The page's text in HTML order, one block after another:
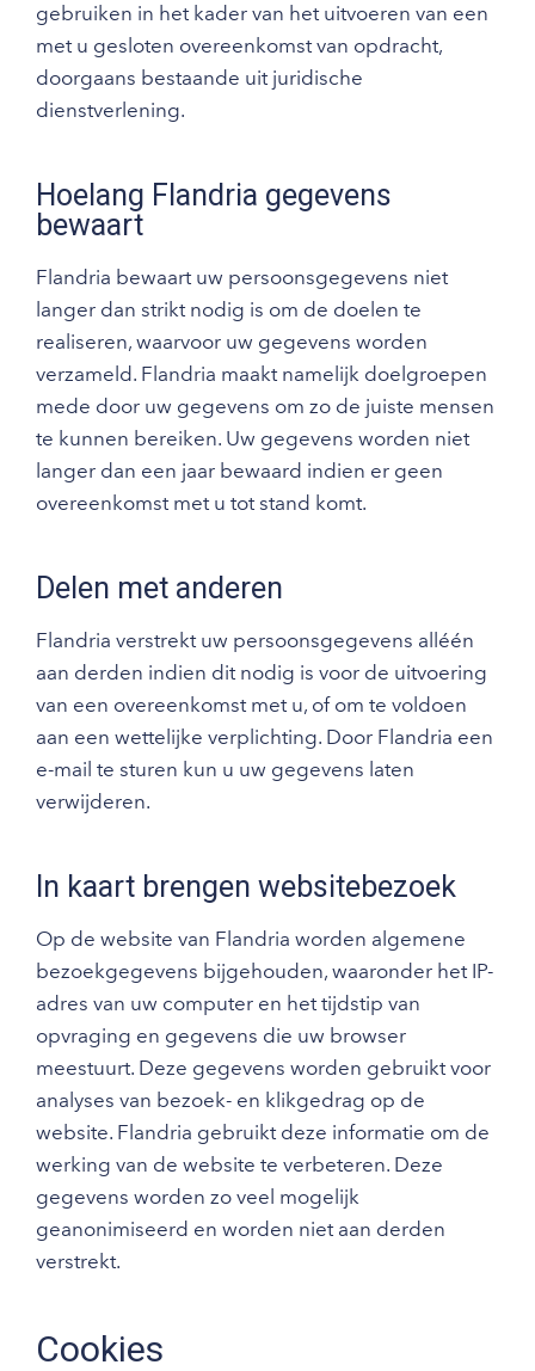
gebruiken in het kader van het uitvoeren van een
met u gesloten overeenkomst van opdracht,
doorgaans bestaande uit juridische
dienstverlening.
Hoelang Flandria gegevens
bewaart
Flandria bewaart uw persoonsgegevens niet
langer dan strikt nodig is om de doelen te
realiseren, waarvoor uw gegevens worden
verzameld. Flandria maakt namelijk doelgroepen
mede door uw gegevens om zo de juiste mensen
te kunnen bereiken. Uw gegevens worden niet
langer dan een jaar bewaard indien er geen
overeenkomst met u tot stand komt.
Delen met anderen
Flandria verstrekt uw persoonsgegevens alléén
aan derden indien dit nodig is voor de uitvoering
van een overeenkomst met u, of om te voldoen
aan een wettelijke verplichting. Door Flandria een
e-mail te sturen kun u uw gegevens laten
verwijderen.
In kaart brengen websitebezoek
Op de website van Flandria worden algemene
bezoekgegevens bijgehouden, waaronder het IP-
adres van uw computer en het tijdstip van
opvraging en gegevens die uw browser
meestuurt. Deze gegevens worden gebruikt voor
analyses van bezoek- en klikgedrag op de
website. Flandria gebruikt deze informatie om de
werking van de website te verbeteren. Deze
gegevens worden zo veel mogelijk
geanonimiseerd en worden niet aan derden
verstrekt.
Cookies